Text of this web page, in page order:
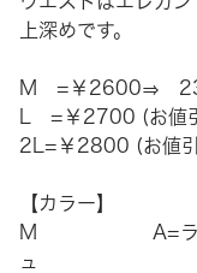
上深めです。
M =￥2600⇒
L =￥2700 (お値
2L=￥2800 (お値
【カラー】
M A=ライト
ュ